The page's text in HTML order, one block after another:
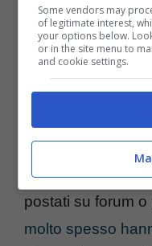
scaricarli e
Esistono due
primo è quello
che vi guida
selezionare per il
quello di cercare
feedback degli
postati su forum
molto spesso
Some vendors may
of legitimate interest,
your options below.
or in the site menu to
and cookie settings.